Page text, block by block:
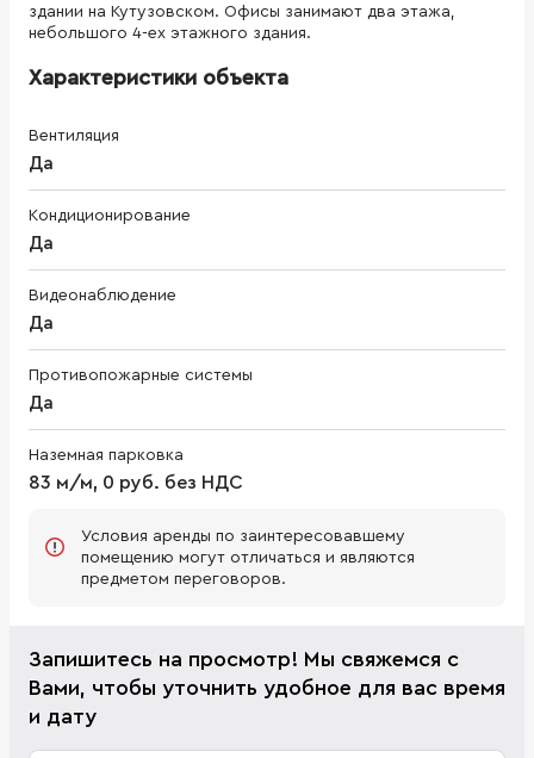
здании на Кутузовском. Офисы занимают два этажа,
небольшого 4-ех этажного здания.
Характеристики объекта
Вентиляция
Да
Кондиционирование
Да
Видеонаблюдение
Да
Противопожарные системы
Да
Наземная парковка
83 м/м, 0 руб. без НДС
Условия аренды по заинтересовавшему
помещению могут отличаться и являются
предметом переговоров.
Запишитесь на просмотр! Мы свяжемся с
Вами, чтобы уточнить удобное для вас время
и дату